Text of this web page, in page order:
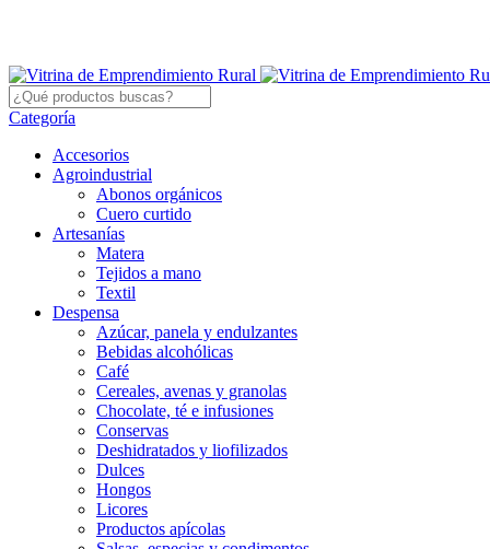
Categoría
Accesorios
Agroindustrial
Abonos orgánicos
Cuero curtido
Artesanías
Matera
Tejidos a mano
Textil
Despensa
Azúcar, panela y endulzantes
Bebidas alcohólicas
Café
Cereales, avenas y granolas
Chocolate, té e infusiones
Conservas
Deshidratados y liofilizados
Dulces
Hongos
Licores
Productos apícolas